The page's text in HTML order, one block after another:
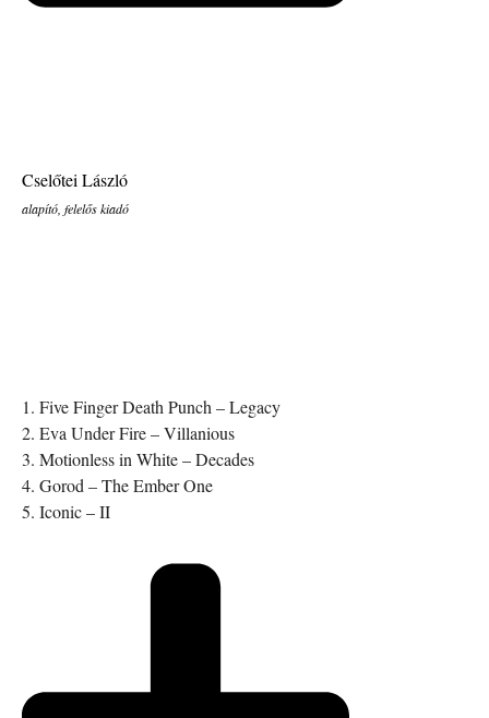
Cselőtei László
alapító, felelős kiadó
1. Five Finger Death Punch – Legacy
2. Eva Under Fire – Villanious
3. Motionless in White – Decades
4. Gorod – The Ember One
5. Iconic – II